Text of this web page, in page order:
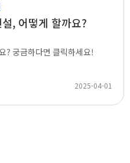
, 어떻게 할까요?
? 궁금하다면 클릭하세요!
2025-04-01